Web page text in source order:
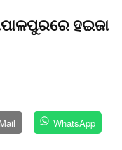
ହଇଜା
WhatsApp